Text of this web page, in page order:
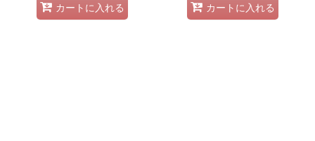
カートに入れる カートに入れる